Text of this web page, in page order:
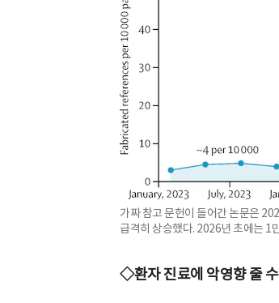
가짜 참고 문헌이 들어간 논문은
급격히 상승했다. 2026년 초에는 1
◇환자 진료에 악영향 줄